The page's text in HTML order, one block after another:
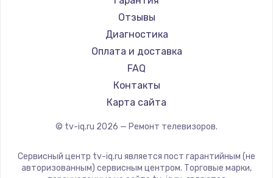
Замена видеокарты
1600 руб.
Заказать
Ремонт разъема питания
880 руб.
Заказать
Замена видеочипа
2745 руб.
Telefunken
Hyundai
Doffler
Hiper
Grundig
HITACHI
Yandex
Отзывы
Диагностика
Оплата и доставка
FAQ
Контакты
Карта сайта
© tv-iq.ru 2026 — Ремонт телевизоров.
Сервисный центр tv-iq.ru является пост гарантийным (не
авторизованным) сервисным центром. Торговые марки,